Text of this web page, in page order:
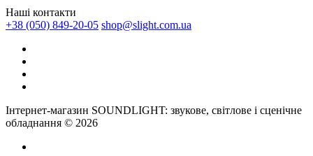
Наші контакти
+38 (050) 849-20-05 shop@slight.com.ua
Інтернет-магазин SOUNDLIGHT: звукове, світлове і сценічне
обладнання © 2026